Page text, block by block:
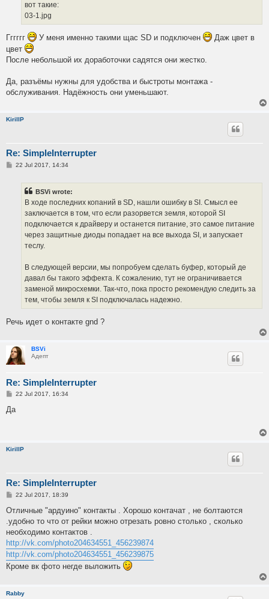
вот такие:
03-1.jpg
Гггггг У меня именно такими щас SD и подключен
Даж цвет в
цвет
После небольшой их доработочки садятся они жестко.
Да, разъёмы нужны для удобства и быстроты монтажа -
обслуживания. Надёжность они уменьшают.
KirillP
Re: SimpleInterrupter
P22 Jul 2017, 14:34
BSVi wrote:
В ходе последних копаний в SD, нашли ошибку в SI. Смысл ее
заключается в том, что если разорвется земля, которой SI
подключается к драйверу и останется питание, это самое питание
через защитные диоды попадает на все выхода SI, и запускает
теслу.
В следующей версии, мы попробуем сделать буфер, который де
давал бы такого эффекта. К сожалению, тут не ограничивается
заменой микросхемки. Так-что, пока просто рекомендую следить за
тем, чтобы земля к SI подключалась надежно.
Речь идет о контакте gnd ?
BSVi
Адепт
Re: SimpleInterrupter
P
s
22 Jul 2017, 16:34
Да
KirillP
Re: SimpleInterrupter
P
s
22 Jul 2017, 18:39
Отличные "ардуино" контакты . Хорошо контачат , не болтаются
.удобно то что от рейки можно отрезать ровно столько , сколько
необходимо контактов .
http://vk.com/photo204634551_456239874
http://vk.com/photo204634551_456239875
Кроме вк фото негде выложить
Rabby